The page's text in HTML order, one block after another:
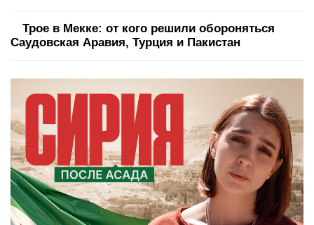
Трое в Мекке: от кого решили обороняться
Саудовская Аравия, Турция и Пакистан